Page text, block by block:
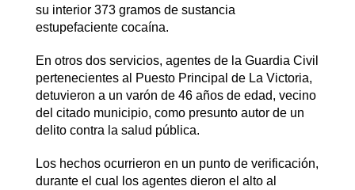
su interior 373 gramos de sustancia
estupefaciente cocaína.
En otros dos servicios, agentes de la Guardia Civil
pertenecientes al Puesto Principal de La Victoria,
detuvieron a un varón de 46 años de edad, vecino
del citado municipio, como presunto autor de un
delito contra la salud pública.
Los hechos ocurrieron en un punto de verificación,
durante el cual los agentes dieron el alto al